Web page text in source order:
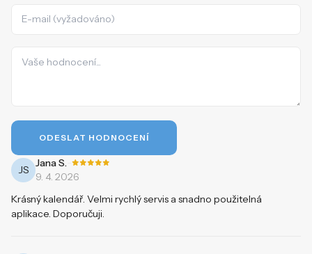
ODESLAT HODNOCENÍ
JS
Jana S.
9. 4. 2026
Krásný kalendář. Velmi rychlý servis a snadno použitelná
aplikace. Doporučuji.